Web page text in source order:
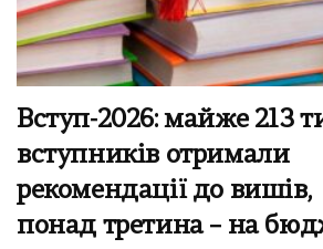
Вступ-2026: майже 213
вступників отримали
рекомендації до вишів,
понад третина – на